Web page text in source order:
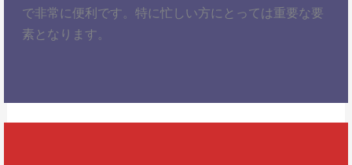
で非常に便利です。特に忙しい方にとっては重要な要
素となります。